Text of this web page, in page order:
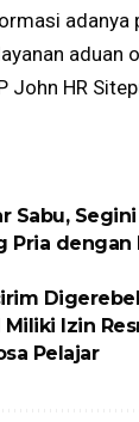
adanya
aduan
John HR
Sabu, Segini
Pria
Izin
Pelajar